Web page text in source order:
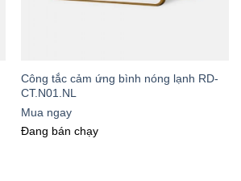
Công tắc cảm ứng bình nóng lạnh RD-
CT.N01.NL
Mua ngay
Đang bán chạy